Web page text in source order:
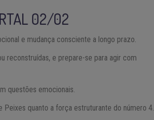
02/02
e mudança consciente a longo prazo.
reconstruídas, e prepare-se para agir com
questões emocionais.
Peixes quanto a força estruturante do número 4.